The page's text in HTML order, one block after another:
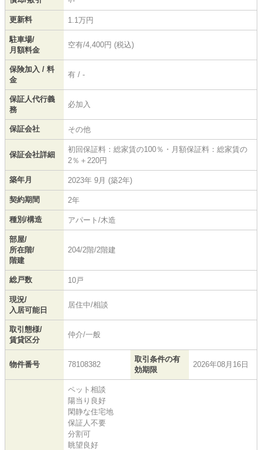
更新料 1.1万円
駐車場/
月額料金
空有/4,400円 (税込)
保険加入 / 料
金
有 / -
保証人代行義
務
必加入
保証会社 その他
保証会社詳細
初回保証料：総家賃の100％・月額保証料：総家賃の
2％＋220円
築年月 2023年 9月 (築2年)
契約期間 2年
種別/構造 アパート/木造
部屋/
所在階/
階建
204/2階/2階建
総戸数 10戸
現況/
入居可能日
居住中/相談
取引態様/
賃貸区分
仲介/一般
物件番号 78108382
取引条件の有
効期限
2026年08月16日
ペット相談
陽当り良好
閑静な住宅地
保証人不要
分割可
眺望良好